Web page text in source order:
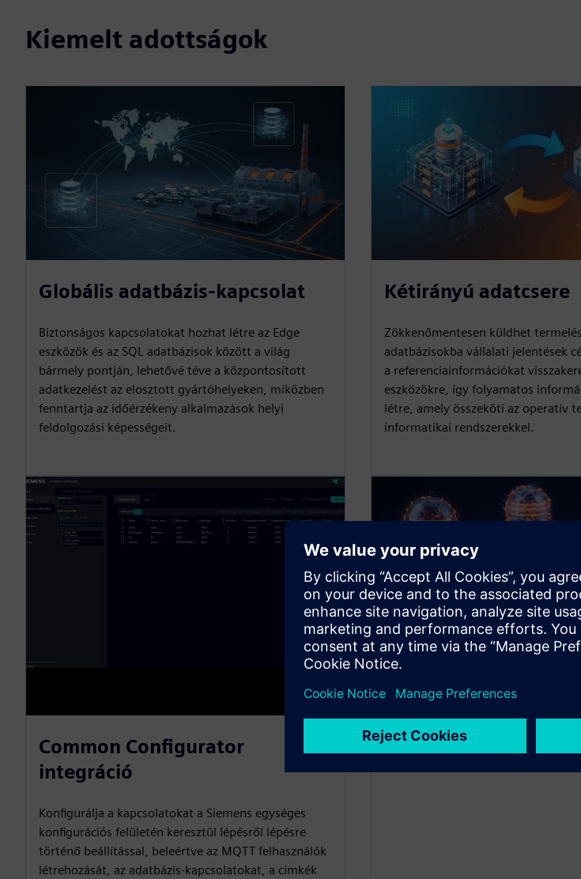
Kiemelt adottságok
Globális adatbázis-kapcsolat
Biztonságos kapcsolatokat hozhat létre az Edge
eszközök és az SQL adatbázisok között a világ
bármely pontján, lehetővé téve a központosított
adatkezelést az elosztott gyártóhelyeken, miközben
fenntartja az időérzékeny alkalmazások helyi
feldolgozási képességeit.
Kétirányú adatcsere
Zökkenőmentesen küldhet
adatbázisokba vállalati jelentések
a referenciainformációkat
eszközökre, így folyamatos
létre, amely összeköti az operatív
informatikai rendszerekkel.
Common Configurator
integráció
Konfigurálja a kapcsolatokat a Siemens egységes
konfigurációs felületén keresztül lépésről lépésre
történő beállítással, beleértve az MQTT felhasználók
létrehozását, az adatbázis-kapcsolatokat, a címkék
Egyszerre akár 3 különböző
csatlakoztathat egy